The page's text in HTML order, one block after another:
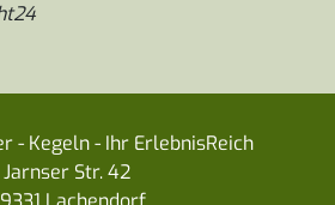
- Kegeln - Ihr ErlebnisReich
Jarnser Str. 42